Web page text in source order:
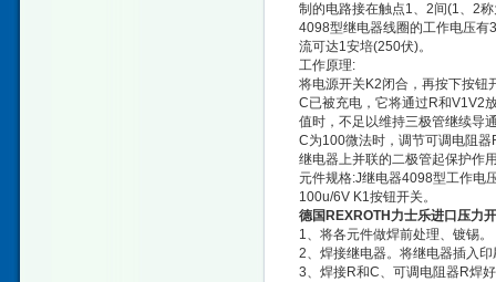
制的电路接在触点1、2间(1、2
4098型继电器线圈的工作电压有
流可达1安培(250伏)。
工作原理:
将电源开关K2闭合，再按下按钮
C已被充电，它将通过R和V1V2
值时，不足以维持三极管继续导
C为100微法时，调节可调电阻
继电器上并联的二极管起保护作
元件规格:J继电器4098型工作电
100u/6V K1按钮开关。
德国REXROTH力士乐进口压力
1、将各元件做焊前处理、镀锡。
2、焊接继电器。将继电器插入
3、焊接R和C、可调电阻器R焊